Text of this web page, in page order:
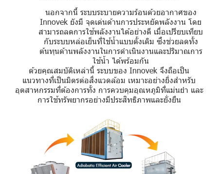
นอกจากนี้ ระบบระบายความร้อนด้วยอากาศของ
Innovek ยังมี จุดเด่นด้านการประหยัดพลังงาน โดย
สามารถลดการใช้พลังงานได้อย่างดี เมื่อเปรียบเทียบ
กับระบบหล่อเย็นที่ใช้น้ำแบบดั้งเดิม ซึ่งช่วยลดทั้ง
ต้นทุนด้านพลังงานในการดำเนินงานและปริมาณการ
ใช้น้ำ ได้พร้อมกัน
ด้วยคุณสมบัติเหล่านี้ ระบบของ Innovek จึงถือเป็น
แนวทางที่เป็นมิตรต่อสิ่งแวดล้อม เหมาะอย่างยิ่งสำหรับ
อุตสาหกรรมที่ต้องการทั้ง การควบคุมอุณหภูมิที่แม่นยำ และ
การใช้ทรัพยากรอย่างมีประสิทธิภาพและยั่งยืน